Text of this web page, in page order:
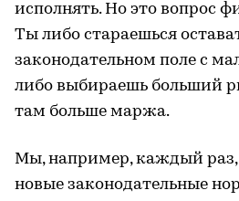
исполнять. Но это вопрос
Ты либо стараешься
законодательном поле с
либо выбираешь больший
там больше маржа.
Мы, например, каждый раз,
новые законодательные